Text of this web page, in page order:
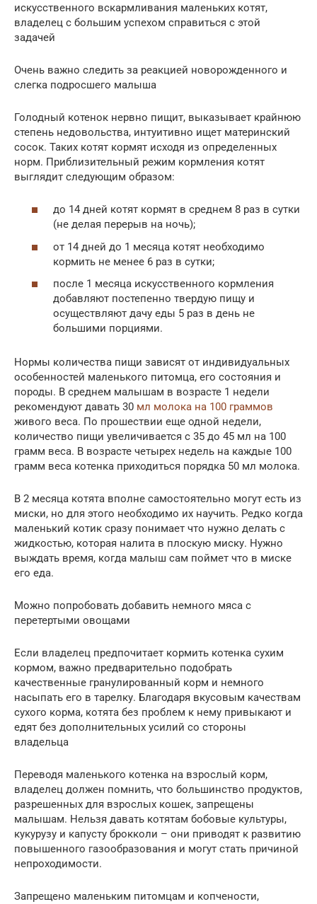
искусственного вскармливания маленьких котят,
владелец с большим успехом справиться с этой
задачей
Очень важно следить за реакцией новорожденного и
слегка подросшего малыша
Голодный котенок нервно пищит, выказывает крайнюю
степень недовольства, интуитивно ищет материнский
сосок. Таких котят кормят исходя из определенных
норм. Приблизительный режим кормления котят
выглядит следующим образом:
до 14 дней котят кормят в среднем 8 раз в сутки
(не делая перерыв на ночь);
от 14 дней до 1 месяца котят необходимо
кормить не менее 6 раз в сутки;
после 1 месяца искусственного кормления
добавляют постепенно твердую пищу и
осуществляют дачу еды 5 раз в день не
большими порциями.
Нормы количества пищи зависят от индивидуальных
особенностей маленького питомца, его состояния и
породы. В среднем малышам в возрасте 1 недели
рекомендуют давать 30 мл молока на 100 граммов
живого веса. По прошествии еще одной недели,
количество пищи увеличивается с 35 до 45 мл на 100
грамм веса. В возрасте четырех недель на каждые 100
грамм веса котенка приходиться порядка 50 мл молока.
В 2 месяца котята вполне самостоятельно могут есть из
миски, но для этого необходимо их научить. Редко когда
маленький котик сразу понимает что нужно делать с
жидкостью, которая налита в плоскую миску. Нужно
выждать время, когда малыш сам поймет что в миске
его еда.
Можно попробовать добавить немного мяса с
перетертыми овощами
Если владелец предпочитает кормить котенка сухим
кормом, важно предварительно подобрать
качественные гранулированный корм и немного
насыпать его в тарелку. Благодаря вкусовым качествам
сухого корма, котята без проблем к нему привыкают и
едят без дополнительных усилий со стороны
владельца
Переводя маленького котенка на взрослый корм,
владелец должен помнить, что большинство продуктов,
разрешенных для взрослых кошек, запрещены
малышам. Нельзя давать котятам бобовые культуры,
кукурузу и капусту брокколи – они приводят к развитию
повышенного газообразования и могут стать причиной
непроходимости.
Запрещено маленьким питомцам и копчености,